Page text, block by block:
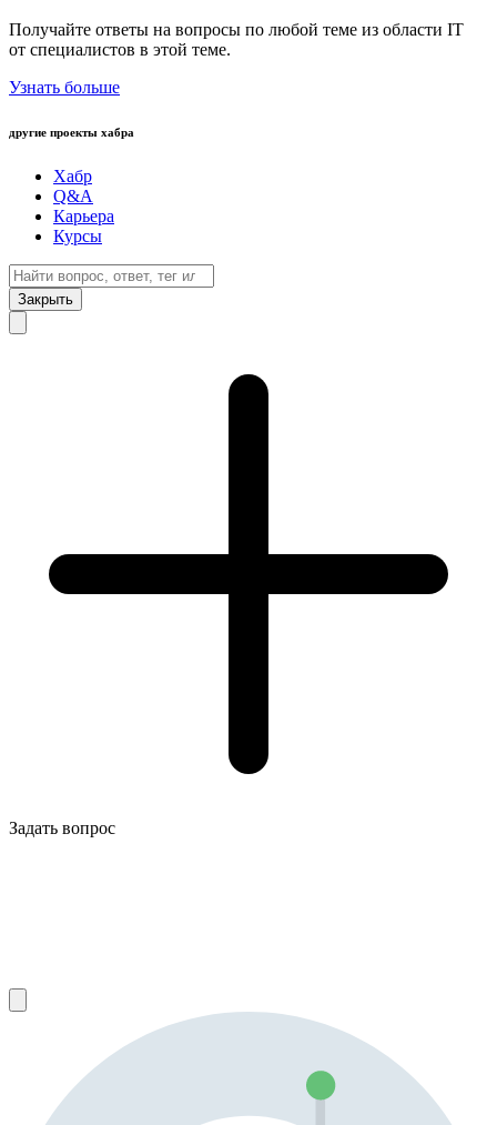
Получайте ответы на вопросы по любой теме из области IT
от специалистов в этой теме.
Узнать больше
другие проекты хабра
Хабр
Q&A
Карьера
Курсы
Закрыть
Задать вопрос